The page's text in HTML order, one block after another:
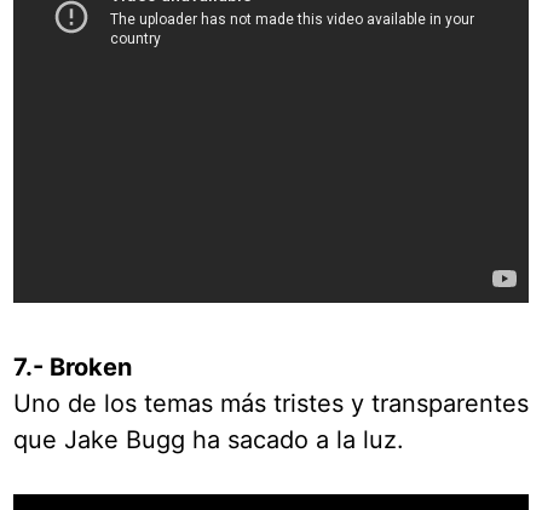
7.- Broken
Uno de los temas más tristes y transparentes
que Jake Bugg ha sacado a la luz.